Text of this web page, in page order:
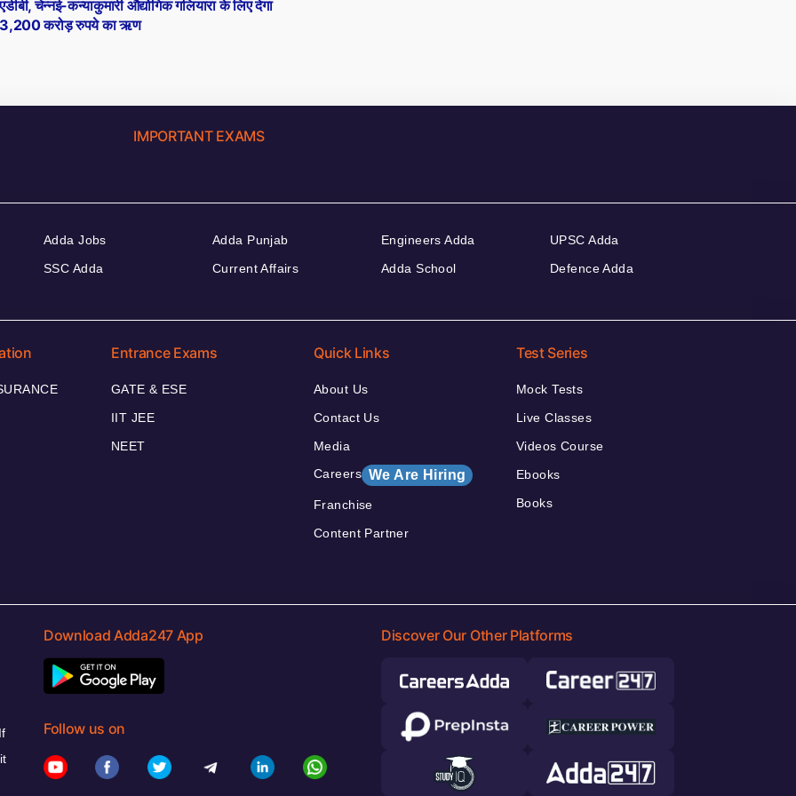
एडीबी, चेन्नई-कन्याकुमारी औद्योगिक गलियारा के लिए देगा
3,200 करोड़ रुपये का ऋण
IMPORTANT EXAMS
Adda Jobs
SSC Adda
Adda Punjab
Current Affairs
Engineers Adda
Adda School
UPSC Adda
Defence Adda
Entrance Exams
GATE & ESE
IIT JEE
NEET
Quick Links
About Us
Contact Us
Media
Careers We Are Hiring
Franchise
Content Partner
Test Series
Mock Tests
Live Classes
Videos Course
Ebooks
Books
Download Adda247 App
Follow us on
Discover Our Other Platforms